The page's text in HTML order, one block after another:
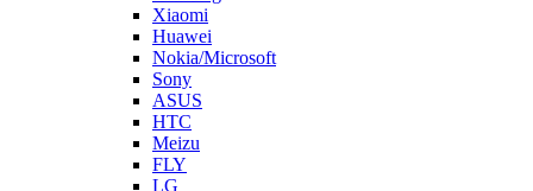
Xiaomi
Huawei
Nokia/Microsoft
Sony
ASUS
HTC
Meizu
FLY
LG